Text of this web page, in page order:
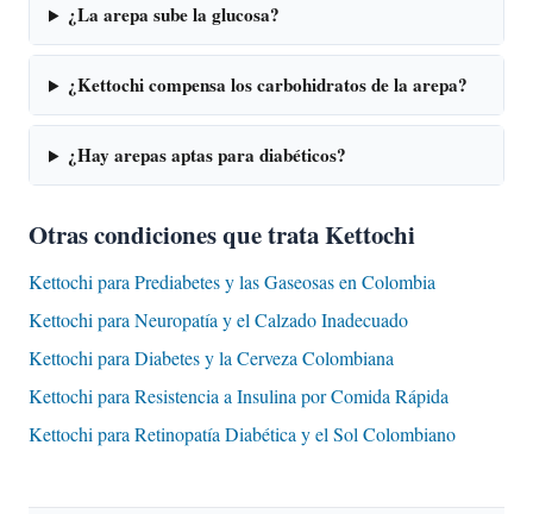
¿La arepa sube la glucosa?
¿Kettochi compensa los carbohidratos de la arepa?
¿Hay arepas aptas para diabéticos?
Otras condiciones que trata Kettochi
Kettochi para Prediabetes y las Gaseosas en Colombia
Kettochi para Neuropatía y el Calzado Inadecuado
Kettochi para Diabetes y la Cerveza Colombiana
Kettochi para Resistencia a Insulina por Comida Rápida
Kettochi para Retinopatía Diabética y el Sol Colombiano